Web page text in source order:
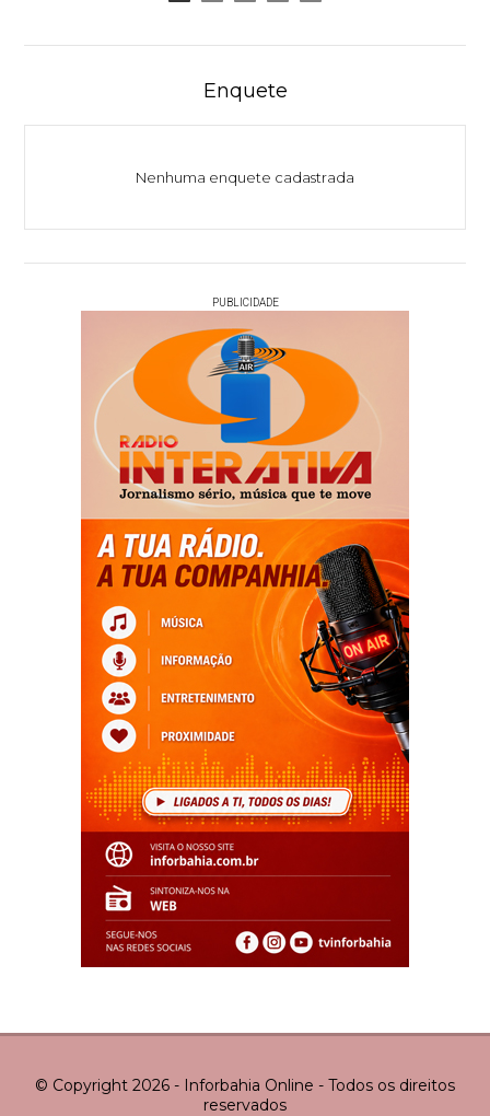
Enquete
Nenhuma enquete cadastrada
PUBLICIDADE
© Copyright 2026 - Inforbahia Online - Todos os direitos
reservados